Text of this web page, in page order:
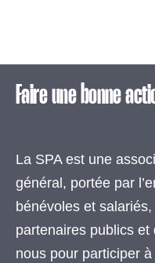
Faire une bonne
La SPA est une
général, portée par
bénévoles et
partenaires publics
nous pour participer